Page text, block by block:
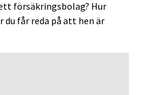
försäkringsbolag? Hur
du får reda på att hen är